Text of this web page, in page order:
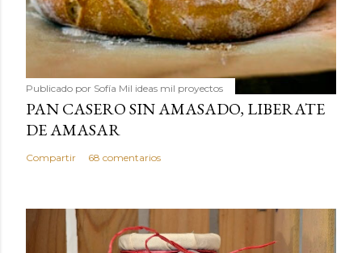
Publicado por Sofía Mil ideas mil proyectos
PAN CASERO SIN AMASADO, LIBERATE
DE AMASAR
Compartir 68 comentarios